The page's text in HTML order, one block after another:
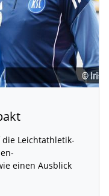
Leichtathletik-
einen Ausblick